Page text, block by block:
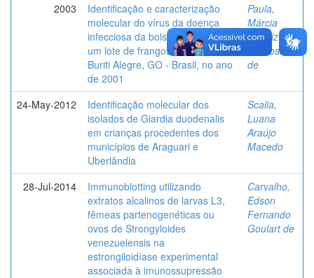
2003
Identificação e caracterização
molecular do vírus da doença
infecciosa da bolsa cloacal em
um lote de frangos de corte em
Buriti Alegre, GO - Brasil, no ano
de 2001
Paula,
Márcia
Beatriz
Cardoso
de
24-May-2012
Identificação molecular dos
isolados de Giardia duodenalis
em crianças procedentes dos
municípios de Araguari e
Uberlândia
Scalia,
Luana
Araújo
Macedo
28-Jul-2014
Immunoblotting utilizando
extratos alcalinos de larvas L3,
fêmeas partenogenéticas ou
ovos de Strongyloides
venezuelensis na
estrongiloidíase experimental
associada à imunossupressão
Carvalho,
Edson
Fernando
Goulart de